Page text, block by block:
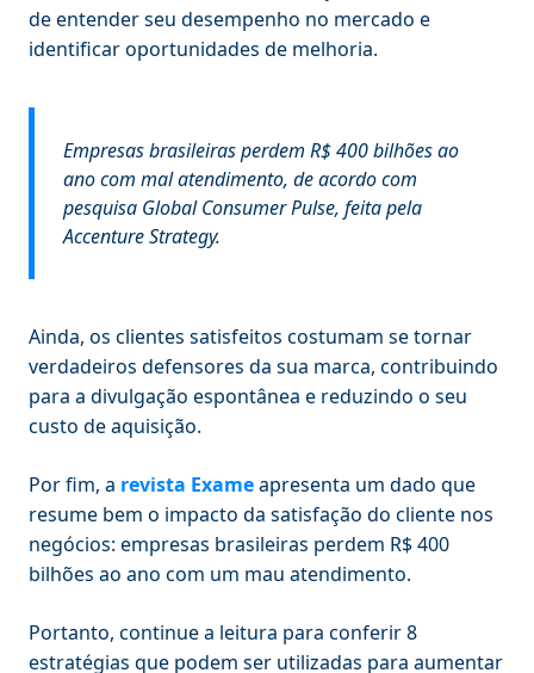
de entender seu desempenho no mercado e
identificar oportunidades de melhoria.
Empresas brasileiras perdem R$ 400 bilhões ao
ano com mal atendimento, de acordo com
pesquisa Global Consumer Pulse, feita pela
Accenture Strategy.
Ainda, os clientes satisfeitos costumam se tornar
verdadeiros defensores da sua marca, contribuindo
para a divulgação espontânea e reduzindo o seu
custo de aquisição.
Por fim, a revista Exameapresenta um dado que
resume bem o impacto da satisfação do cliente nos
negócios: empresas brasileiras perdem R$ 400
bilhões ao ano com um mau atendimento.
Portanto, continue a leitura para conferir 8
estratégias que podem ser utilizadas para aumentar